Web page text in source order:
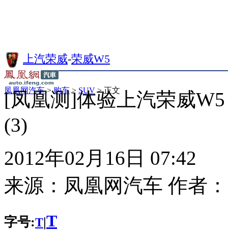
上汽荣威-荣威W5
凤凰网汽车>购车 > SUV> 正文
[凤凰测]体验上汽荣威
(3)
2012年02月16日 07:42
来源： 凤凰网汽车 作者：
字号:T|T